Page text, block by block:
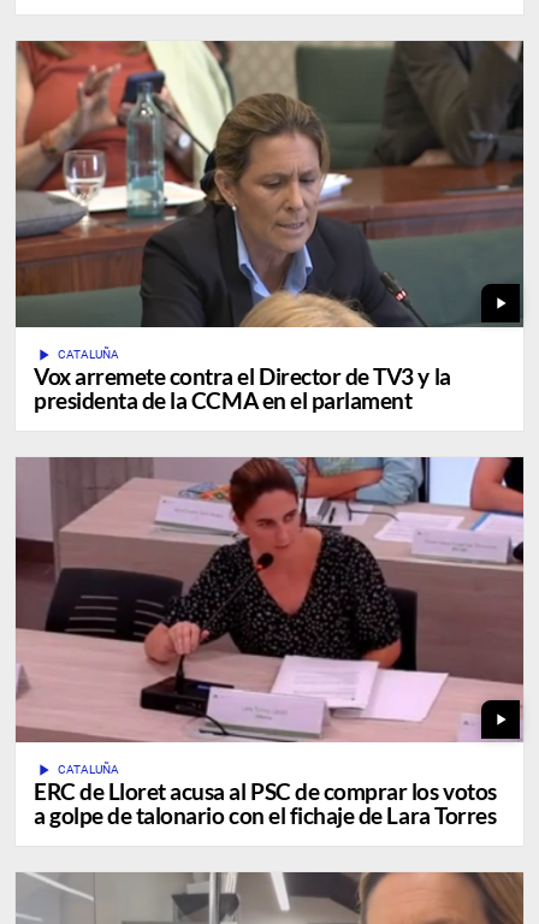
play_arrow
play_arrow CATALUÑA
Vox arremete contra el Director de TV3 y la
presidenta de la CCMA en el parlament
play_arrow
play_arrow CATALUÑA
ERC de Lloret acusa al PSC de comprar los votos
a golpe de talonario con el fichaje de Lara Torres